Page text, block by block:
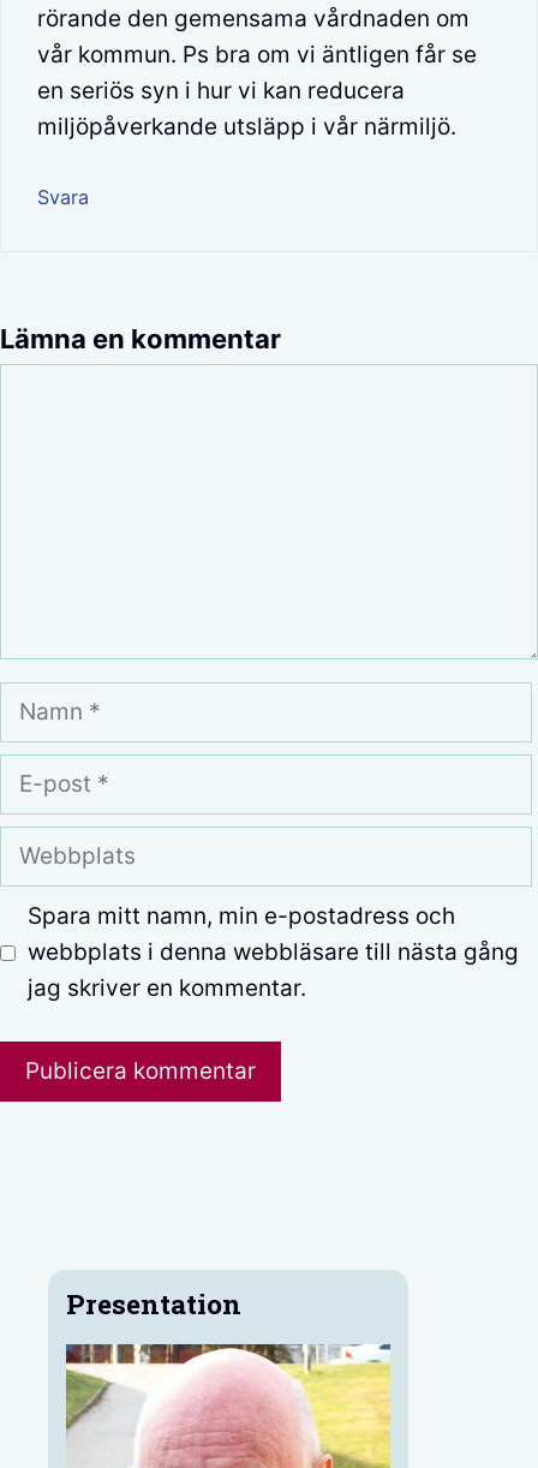
rörande den gemensama vårdnaden om
vår kommun. Ps bra om vi äntligen får se
en seriös syn i hur vi kan reducera
miljöpåverkande utsläpp i vår närmiljö.
Svara
Lämna en kommentar
Namn
E-
post
Webbplats
Spara mitt namn, min e-postadress och
webbplats i denna webbläsare till nästa gång
jag skriver en kommentar.
Presentation